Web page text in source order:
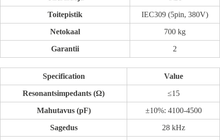
Toitepistik IEC309 (5pin, 380V)
Netokaal 700 kg
Garantii 2
Specification Value
Resonantsimpedants (Ω) ≤15
Mahutavus (pF) ±10%: 4100-4500
Sagedus 28 kHz